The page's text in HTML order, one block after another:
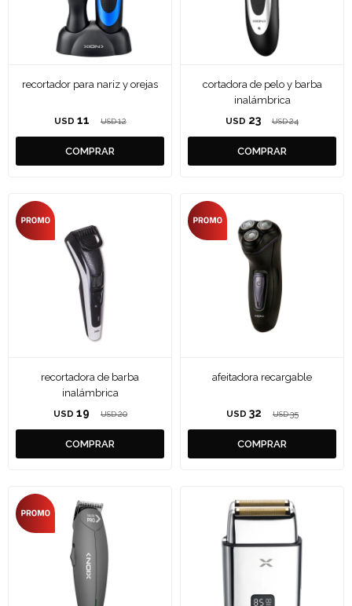
recortador para nariz y orejas
USD 11 USD 12
cortadora de pelo y barba
inalámbrica
USD 23 USD 24
recortadora de barba
inalámbrica
USD 19 USD 20
afeitadora recargable
USD 32 USD 35